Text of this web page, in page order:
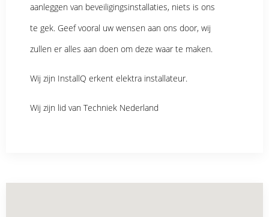
aanleggen van beveiligingsinstallaties, niets is ons
te gek. Geef vooral uw wensen aan ons door, wij
zullen er alles aan doen om deze waar te maken.
Wij zijn InstallQ erkent elektra installateur.
Wij zijn lid van Techniek Nederland